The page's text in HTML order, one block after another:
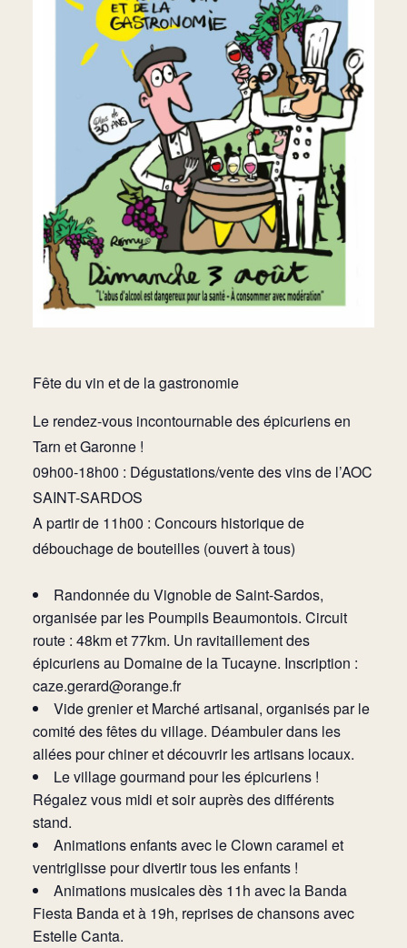
Fête du vin et de la gastronomie
Le rendez-vous incontournable des épicuriens en
Tarn et Garonne !
09h00-18h00 : Dégustations/vente des vins de l’AOC
SAINT-SARDOS
A partir de 11h00 : Concours historique de
débouchage de bouteilles (ouvert à tous)
Randonnée du Vignoble de Saint-Sardos,
organisée par les Poumpils Beaumontois. Circuit
route : 48km et 77km. Un ravitaillement des
épicuriens au Domaine de la Tucayne. Inscription :
caze.gerard@orange.fr
Vide grenier et Marché artisanal, organisés par le
comité des fêtes du village. Déambuler dans les
allées pour chiner et découvrir les artisans locaux.
Le village gourmand pour les épicuriens !
Régalez vous midi et soir auprès des différents
stand.
Animations enfants avec le Clown caramel et
ventriglisse pour divertir tous les enfants !
Animations musicales dès 11h avec la Banda
Fiesta Banda et à 19h, reprises de chansons avec
Estelle Canta.